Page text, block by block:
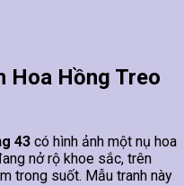
Hoa Hồng Treo
43 có hình ảnh một nụ hoa
nở rộ khoe sắc, trên
trong suốt. Mẫu tranh này